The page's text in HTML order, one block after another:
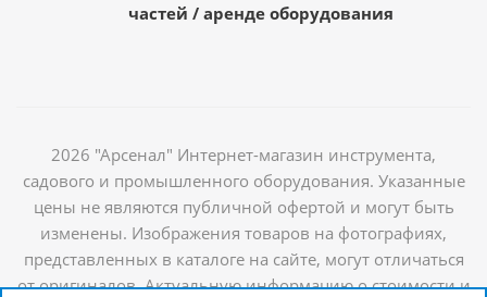
частей / аренде оборудования
2026 "Арсенал" Интернет-магазин инструмента,
садового и промышленного оборудования. Указанные
цены не являются публичной офертой и могут быть
изменены. Изображения товаров на фотографиях,
представленных в каталоге на сайте, могут отличаться
от оригиналов. Актуальную информацию о стоимости и